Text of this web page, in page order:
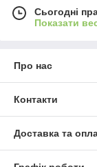
Сьогодні
Показати
Про нас
Контакти
Доставка та